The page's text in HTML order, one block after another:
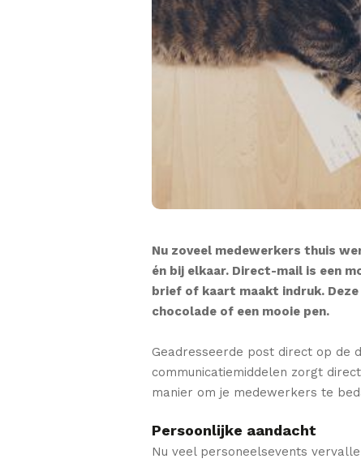
Nu zoveel medewerkers thuis
én bij elkaar. Direct-mail is een
brief of kaart maakt indruk.
chocolade of een mooie pen.
Geadresseerde post direct op de
communicatiemiddelen zorgt
manier om je medewerkers te
Persoonlijke aandacht
Nu veel personeelsevents